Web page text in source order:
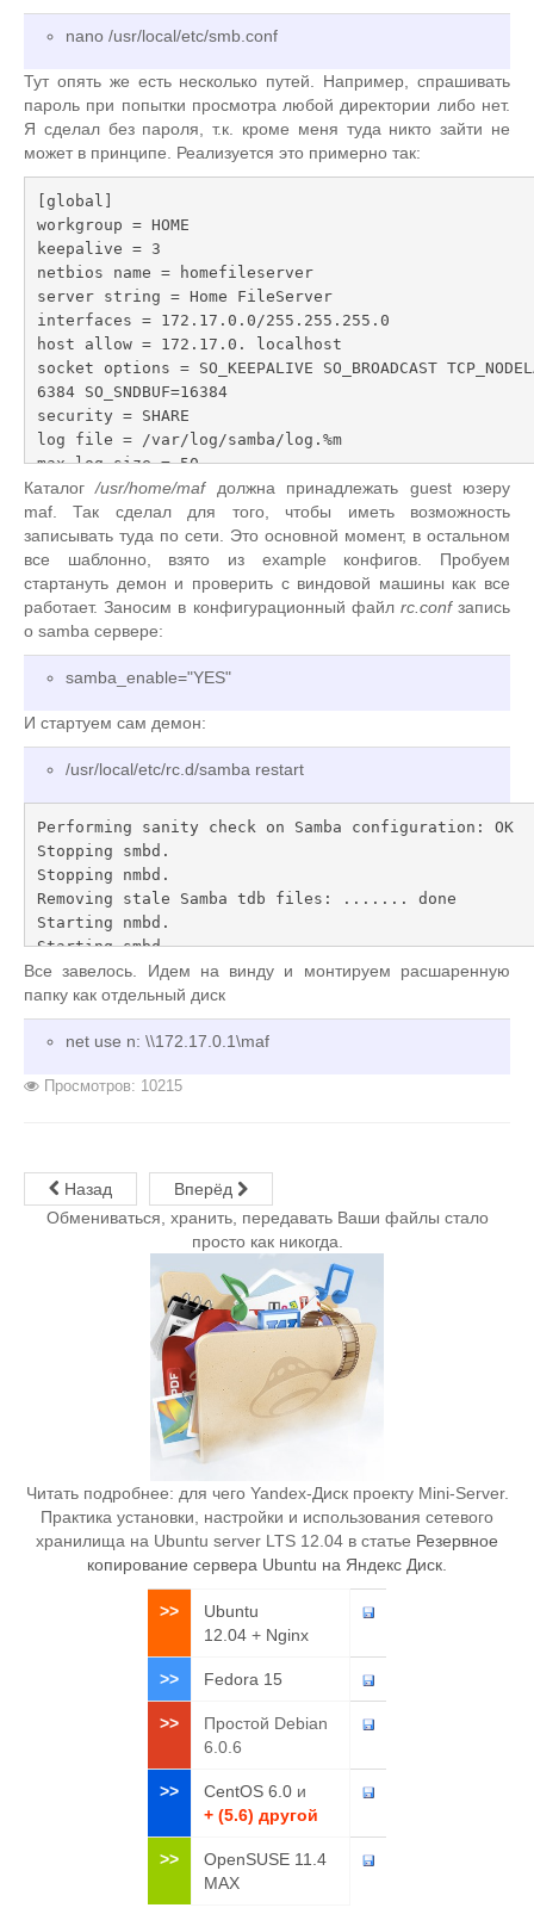
nano /usr/local/etc/smb.conf
Тут опять же есть несколько путей. Например, спрашивать
пароль при попытки просмотра любой директории либо нет.
Я сделал без пароля, т.к. кроме меня туда никто зайти не
может в принципе. Реализуется это примерно так:
[global]
workgroup = HOME
keepalive = 3
netbios name = homefileserver
server string = Home FileServer
interfaces = 172.17.0.0/255.255.255.0
host allow = 172.17.0. localhost
socket options = SO_KEEPALIVE SO_BROADCAST
6384 SO_SNDBUF=16384
security = SHARE
log file = /var/log/samba/log.%m
max log size = 50
# lock directory=/var/lock/samba
hosts allow = 172.17.0.0/24
dos charset = 866
unix charset = utf8
display charset = 866
hide dot files = yes
guest account = maf
[homes]
comment = Home Directories
browseable = Yes
writable = Yes
[maf]
# read only = No
writable = Yes
guest ok = yes
create mask = 775
hide dot files = yes
Каталог/usr/home/mafдолжна принадлежать guest юзеру
maf. Так сделал для того, чтобы иметь возможность
записывать туда по сети. Это основной момент, в остальном
все шаблонно, взято из example конфигов. Пробуем
стартануть демон и проверить с виндовой машины как все
работает. Заносим в конфигурационный файл rc.confзапись
о samba сервере:
samba_enable="YES"
И стартуем сам демон:
/usr/local/etc/rc.d/samba restart
Performing sanity check on Samba configuration: OK
Stopping smbd.
Stopping nmbd.
Removing stale Samba tdb files: ....... done
Starting nmbd.
Starting smbd.
Все завелось. Идем на винду и монтируем расшаренную
папку как отдельный диск
net use n: \\172.17.0.1\maf
Просмотров: 10215
Назад
Вперёд
Обмениваться, хранить, передавать Ваши файлы стало
просто как никогда.
Читать подробнее: для чего Yandex-Диск проекту Mini-Server.
Практика установки, настройки и использования сетевого
хранилища на Ubuntu server LTS 12.04 в статье Резервное
копирование сервера Ubuntu на Яндекс Диск
>>
Ubuntu
12.04 + Nginx
>> Fedora 15
>>
Простой Debian
6.0.6
>> CentOS 6.0 и
+ (5.6) другой
>>
OpenSUSE 11.4
MAX